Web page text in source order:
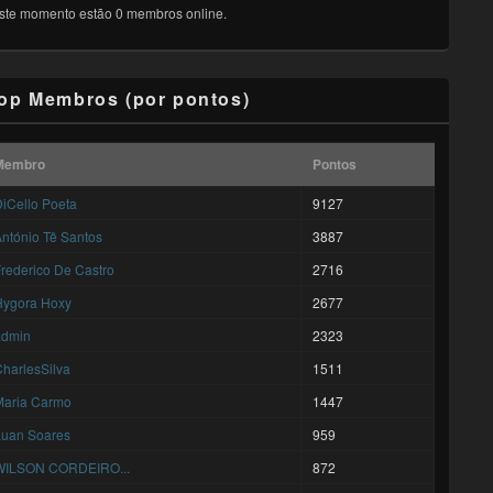
momento estão 0 membros online.
Membros (por pontos)
Pontos
Poeta
9127
Tê Santos
3887
De Castro
2716
Hoxy
2677
2323
1511
Carmo
1447
Soares
959
CORDEIRO...
872